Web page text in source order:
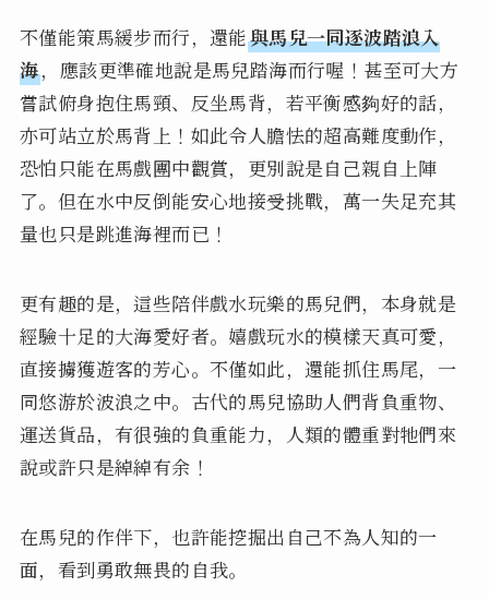
不僅能策馬緩步而行，還能與馬兒一同逐波踏浪入
海，應該更準確地說是馬兒踏海而行喔！甚至可大方
嘗試俯身抱住馬頸、反坐馬背，若平衡感夠好的話，
亦可站立於馬背上！如此令人膽怯的超高難度動作，
恐怕只能在馬戲團中觀賞，更別說是自己親自上陣
了。但在水中反倒能安心地接受挑戰，萬一失足充其
量也只是跳進海裡而已！
更有趣的是，這些陪伴戲水玩樂的馬兒們，本身就是
經驗十足的大海愛好者。嬉戲玩水的模樣天真可愛，
直接擄獲遊客的芳心。不僅如此，還能抓住馬尾，一
同悠游於波浪之中。古代的馬兒協助人們背負重物、
運送貨品，有很強的負重能力，人類的體重對牠們來
說或許只是綽綽有余！
在馬兒的作伴下，也許能挖掘出自己不為人知的一
面，看到勇敢無畏的自我。